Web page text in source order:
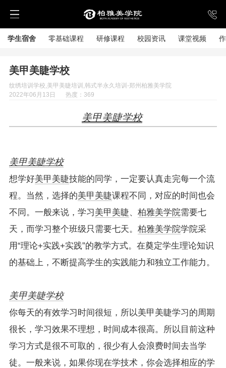
学生宿舍 零基础课程 研修课程 校园资讯 课堂视频
美甲美睫学校
纹绣培训学校,美甲美睫培训,韩式半永久培训-郑州柏雅美学院
2022年06月13日
热度：369
美甲美睫学校
美甲美睫学校
想学好美甲美睫技能的同学，一定要认真走完每一个流
程。当然，选择的美甲美睫课程不同，对应的时间也会
不同。一般来说，学习美甲美睫、 柏雅美学院需要七
天，而学习整个班级只需要七天。 柏雅美学院学院采
用“理论+实践+实践”的教学方式。在奠定学生理论知识
的基础上，不断提高学生的实践能力和独立工作能力。
美甲美睫学校
你每天的有效学习时间很短，所以美甲美睫学习的周期
很长，学习效果不理想，时间成本很高。所以目前这种
学习方式是很不可取的，很少有人会浪费时间去当学
徒。一般来说，如果你现在学技术，你会选择相应的学